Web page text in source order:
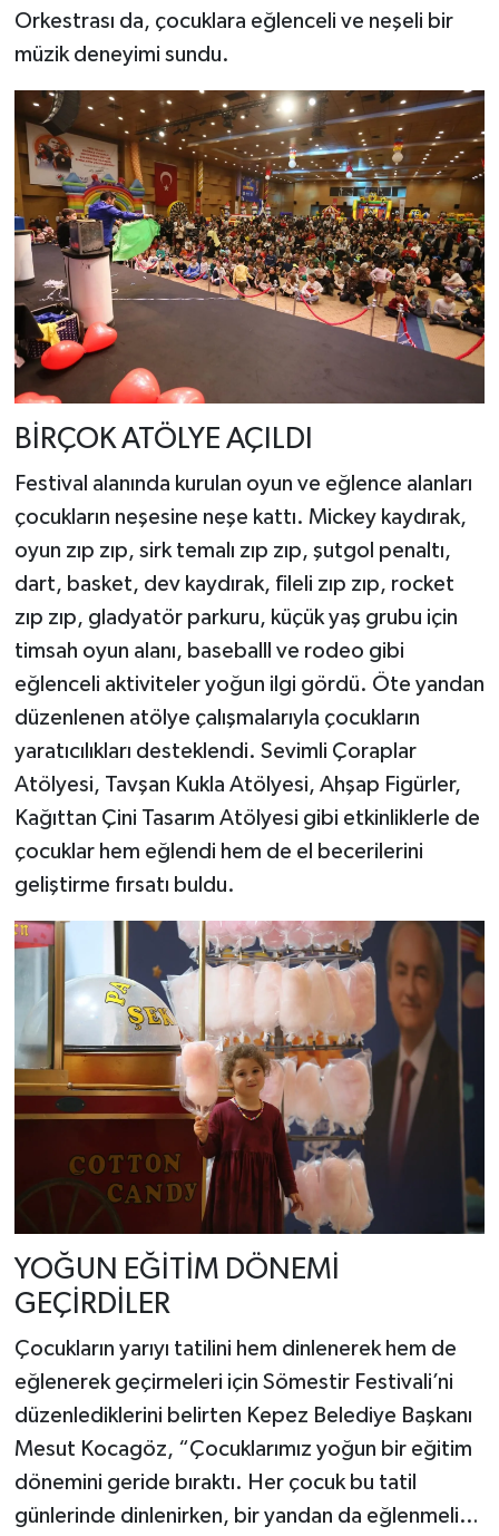
Orkestrası da, çocuklara eğlenceli ve neşeli bir
müzik deneyimi sundu.
BİRÇOK ATÖLYE AÇILDI
Festival alanında kurulan oyun ve eğlence alanları
çocukların neşesine neşe kattı. Mickey kaydırak,
oyun zıp zıp, sirk temalı zıp zıp, şutgol penaltı,
dart, basket, dev kaydırak, fileli zıp zıp, rocket
zıp zıp, gladyatör parkuru, küçük yaş grubu için
timsah oyun alanı, baseballl ve rodeo gibi
eğlenceli aktiviteler yoğun ilgi gördü. Öte yandan
düzenlenen atölye çalışmalarıyla çocukların
yaratıcılıkları desteklendi. Sevimli Çoraplar
Atölyesi, Tavşan Kukla Atölyesi, Ahşap Figürler,
Kağıttan Çini Tasarım Atölyesi gibi etkinliklerle de
çocuklar hem eğlendi hem de el becerilerini
geliştirme fırsatı buldu.
YOĞUN EĞİTİM DÖNEMİ
GEÇİRDİLER
Çocukların yarıyı tatilini hem dinlenerek hem de
eğlenerek geçirmeleri için Sömestir Festivali’ni
düzenlediklerini belirten Kepez Belediye Başkanı
Mesut Kocagöz, “Çocuklarımız yoğun bir eğitim
dönemini geride bıraktı. Her çocuk bu tatil
günlerinde dinlenirken, bir yandan da eğlenmeli…